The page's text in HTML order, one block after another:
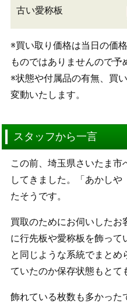
古い愛称板
※買い取り価格は当日の価
ものではありませんので予
※状態や付属品の有無、買
変動いたします。
スタッフから一言
この前、埼玉県さいたま
してきました。「あかし
たそうです。
買取のためにお伺いしたお
に行先板や愛称板を飾って
と同じような系統でまとめ
ていたのか保存状態もとて
飾れている枚数も多かった